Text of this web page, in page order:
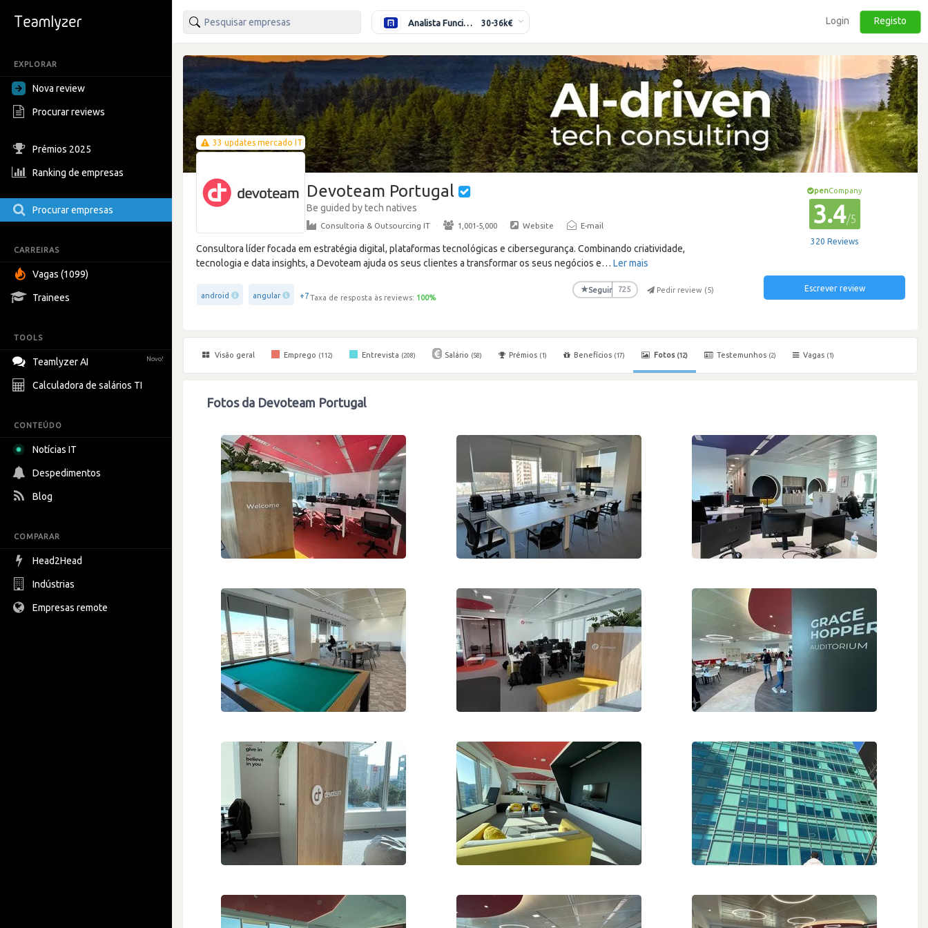
EXPLORAR
Nova review
Procurar reviews
Prémios 2025
Ranking de empresas
Procurar empresas
CARREIRAS
Vagas (1099)
Trainees
TOOLS
Teamlyzer AI Novo!
Calculadora de salários TI
CONTEÚDO
Notícias IT
Despedimentos
Blog
COMPARAR
Head2Head
Indústrias
Empresas remote
Analista Funcional (Híbrido) 30-36k€ Login Registo
33 updates mercado IT
Devoteam Portugal
Be guided by tech natives
Consultoria & Outsourcing IT · 1,001-5,000 · Website · E-mail
Consultora líder focada em estratégia digital, plataformas tecnológicas e cibersegurança. Combinando criatividade,
tecnologia e data insights, a Devoteam ajuda os seus clientes a transformar os seus negócios e… Ler mais
android angular +7Taxa de resposta às reviews: 100%
★Seguir 725 Pedir review (5)
penCompany
3.4/5
320 Reviews
Escrever review
Visão geral Emprego (112) Entrevista (208) Salário (58) Prémios (1) Benefícios (17) Fotos (12) Testemunhos (2) Vagas (1)
Fotos da Devoteam Portugal